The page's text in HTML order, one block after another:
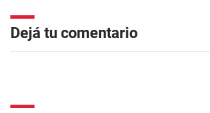
Dejá tu comentario